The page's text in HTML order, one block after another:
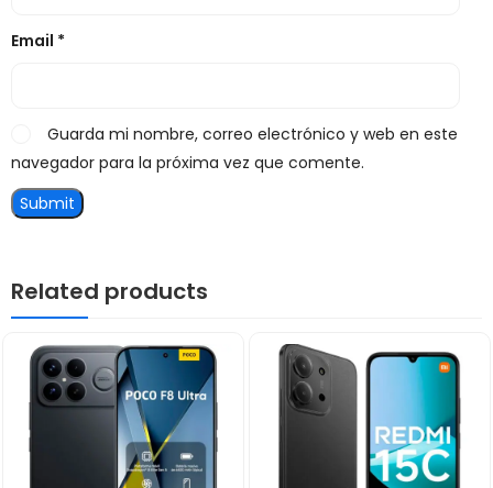
Email *
Guarda mi nombre, correo electrónico y web en este
navegador para la próxima vez que comente.
Related products